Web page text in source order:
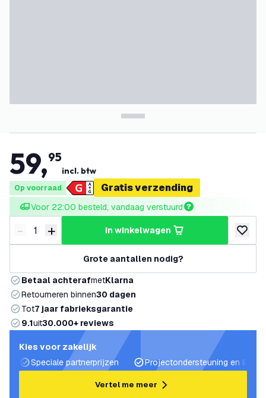
59,95
incl. btw
Op voorraad Gratis verzending
Voor 22:00 besteld, vandaag verstuurd
Verminder hoeveelheid
- Verhoog hoeveelheid
+ in winkelwagen
Grote aantallen nodig?
Betaal achterafmetKlarna
Retourneren binnen30 dagen
Tot7 jaar fabrieksgarantie
9.1uit30.000+ reviews
Kies voor zakelijk
Speciale partnerprijzen
Projectondersteuning en
Vertel me meer